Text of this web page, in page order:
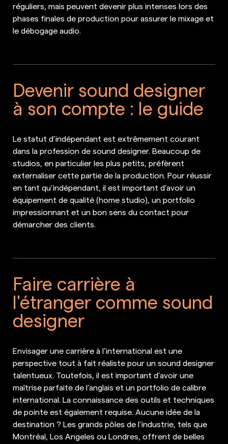
réguliers, mais peuvent devenir plus intenses lors des
phases finales de production pour assurer le mixage et
le débogage audio.
Devenir sound designer
à son compte : le guide
Le statut d’indépendant est extrêmement courant
dans la profession de sound designer. Beaucoup de
studios, en particulier les plus petits, préfèrent
externaliser cette partie de la production. Pour réussir
en tant qu’indépendant, il est important d’avoir un
équipement de qualité (home studio), un portfolio
impressionnant et un bon sens du contact pour
démarcher des clients.
Faire carrière à
l'étranger comme sound
designer
Envisager une carrière à l’international est une
perspective tout à fait réaliste pour un sound designer
talentueux. Toutefois, il est important d’avoir une
maîtrise parfaite de l’anglais et un portfolio de calibre
international. La connaissance des outils et techniques
de pointe est également requise. Aucune idée de la
destination ? Les grands pôles de l’industrie, tels que
Montréal, Los Angeles ou Londres, offrent de belles